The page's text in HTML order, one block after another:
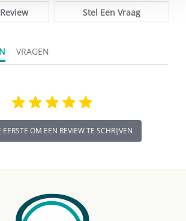
Stel Een Vraag
VRAGEN
EERSTE OM EEN REVIEW TE SCHRIJVEN